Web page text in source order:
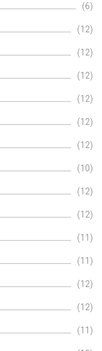
(6)
(12)
(12)
(12)
(12)
(12)
(12)
(10)
(12)
(12)
(11)
(11)
(12)
(12)
(11)